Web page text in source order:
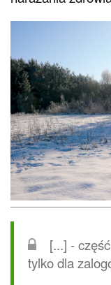
[...] -
tylko dla